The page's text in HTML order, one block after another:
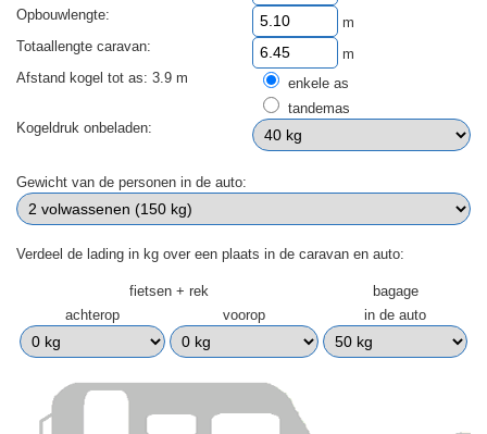
Opbouwlengte:
m
Totaallengte caravan:
m
Afstand kogel tot as: 3.9 m
enkele as
tandemas
Kogeldruk onbeladen:
Gewicht van de personen in de auto:
Verdeel de lading in kg over een plaats in de caravan en auto:
fietsen + rek
bagage
achterop
voorop in de auto